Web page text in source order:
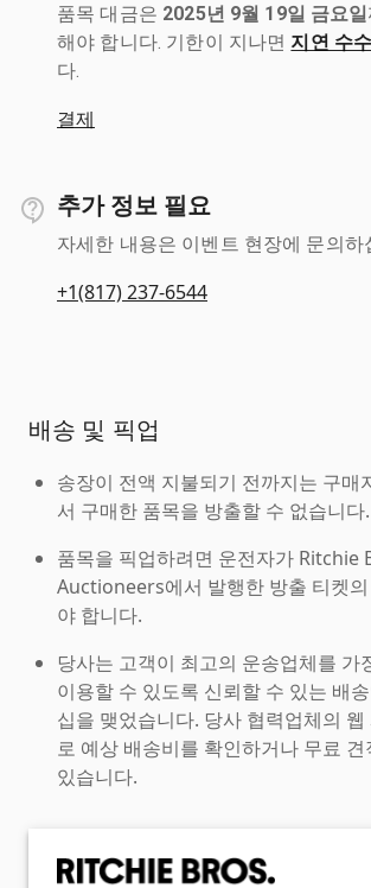
품목 대금은 2025년 9월 19일 금요일
해야 합니다. 기한이 지나면 지연 수
다.
결제
추가 정보 필요
자세한 내용은 이벤트 현장에 문의하
+1(817) 237-6544
배송 및 픽업
송장이 전액 지불되기 전까지는 구매
서 구매한 품목을 방출할 수 없습니다.
품목을 픽업하려면 운전자가 Ritchie
Auctioneers에서 발행한 방출 티켓
야 합니다.
당사는 고객이 최고의 운송업체를 가
이용할 수 있도록 신뢰할 수 있는 배
십을 맺었습니다. 당사 협력업체의
로 예상 배송비를 확인하거나 무료
있습니다.